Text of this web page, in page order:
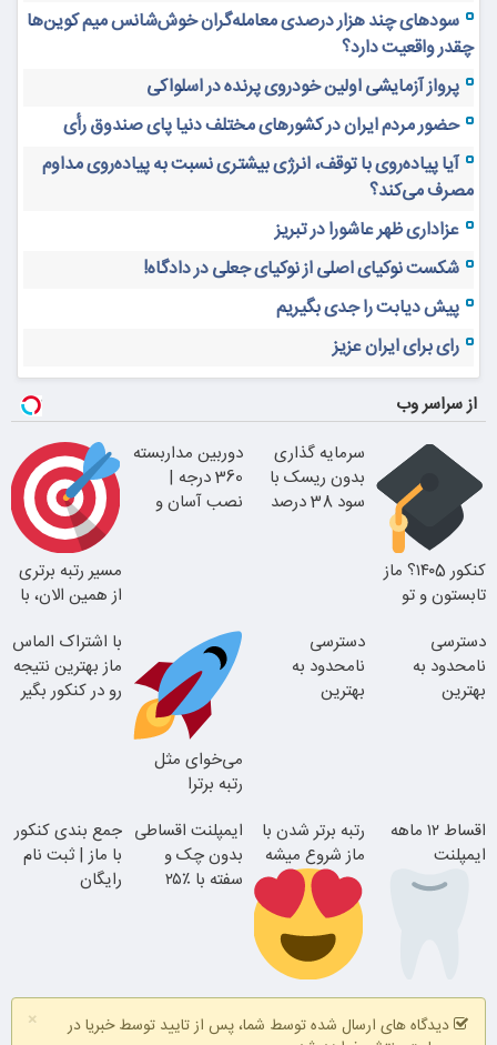
سودهای چند هزار درصدی معامله‌گران خوش‌شانس میم کوین‌ها
چقدر واقعیت دارد؟
پرواز آزمایشی اولین خودروی پرنده در اسلواکی
حضور مردم ایران در کشورهای مختلف دنیا پای صندوق رأی
آیا پیاده‌روی با توقف، انرژی بیشتری نسبت به پیاده‌روی مداوم
مصرف می‌کند؟
عزاداری ظهر عاشورا در تبریز
شکست نوکیای اصلی از نوکیای جعلی در دادگاه!
پیش دیابت را جدی بگیریم
رای برای ایران عزیز
از سراسر وب
کنکور ۱۴۰5؟ ماز
تابستون و تو
میکنه
سرمایه گذاری
بدون ریسک با
سود 38 درصد
دوربین مداربسته
360 درجه |
نصب آسان و
مسیر رتبه برتری
از همین الان، با
شروع میشه!
دسترسی
نامحدود به
بهترین
دسترسی
نامحدود به
بهترین
می‌خوای مثل
رتبه برترا
جمع‌بندی
تابستون رایگان
ماز
با اشتراک الماس
ماز بهترین نتیجه
رو در کنکور بگیر
اقساط ۱۲ ماهه
ایمپلنت
بدون چک و
ضامن؛ همین
رتبه برتر شدن با
ماز شروع میشه
تا پایان با شما
ایمپلنت اقساطی
بدون چک و
سفته با ٪۲۵
جمع بندی کنکور
با ماز | ثبت نام
رایگان
×
دیدگاه های ارسال شده توسط شما، پس از تایید توسط خبریا در